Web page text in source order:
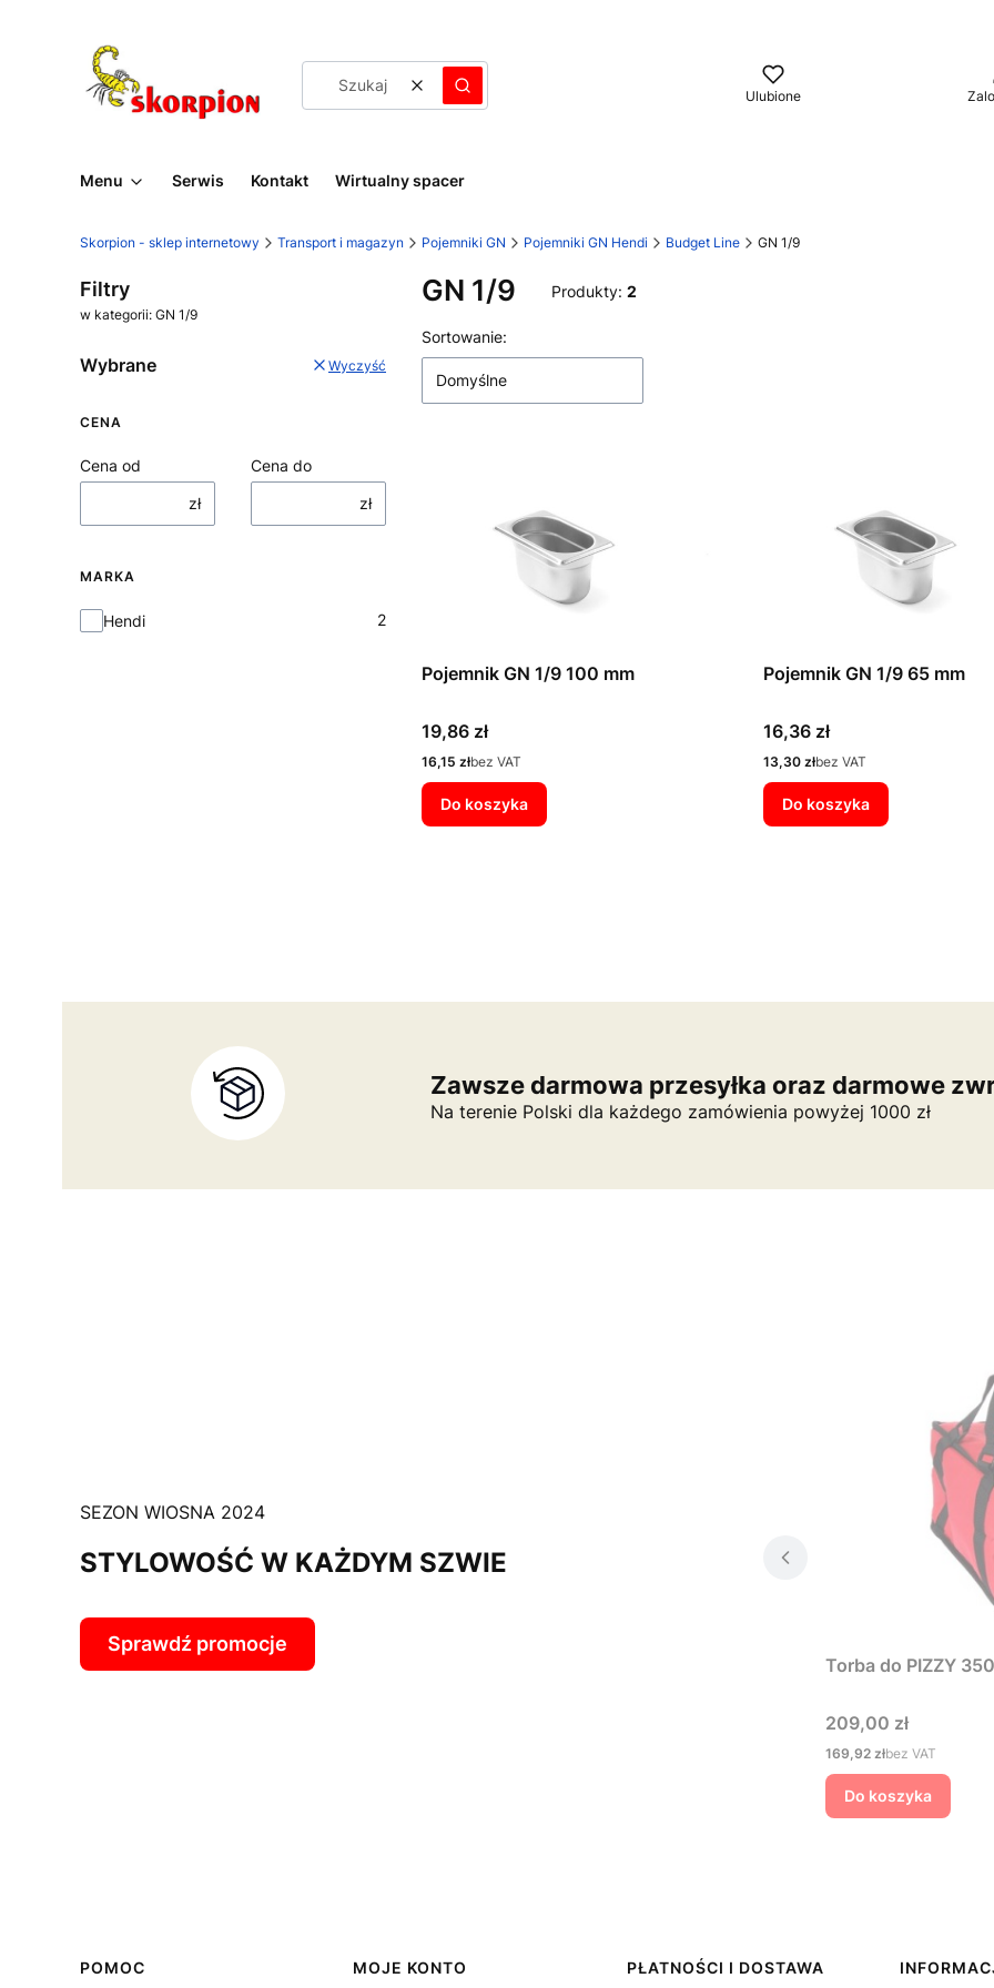
WyczyśćSzukaj Ulubione
Menu Serwis Kontakt Wirtualny spacer
Skorpion - sklep internetowy Transport i magazyn Pojemniki GN Pojemniki GN Hendi Budget Line GN 1/9
Filtry
w kategorii: GN 1/9
Wybrane Wyczyść
CENA
Cena od
zł
Cena do
zł
MARKA
Marka
Hendi 2
GN 1/9 Produkty: 2
Lista produktów
Sortowanie:
Domyślne
Pojemnik GN 1/9 100 mm
Cena
19,86 zł
Cena
16,15 złbez VAT
Do koszyka
Pojemnik GN 1/9 65 mm
Cena
16,36 zł
Cena
13,30 złbez VAT
Do koszyka
Zawsze darmowa przesyłka oraz darmowe
Na terenie Polski dla każdego zamówienia powyżej 1000 zł
SEZON WIOSNA 2024
STYLOWOŚĆ W KAŻDYM SZWIE
Sprawdź promocje
Torba do PIZZY
Cena
209,00 zł
Cena
169,92 złbez VAT
Do koszyka
Linki w stopce
POMOC MOJE KONTO PŁATNOŚCI I DOSTAWA